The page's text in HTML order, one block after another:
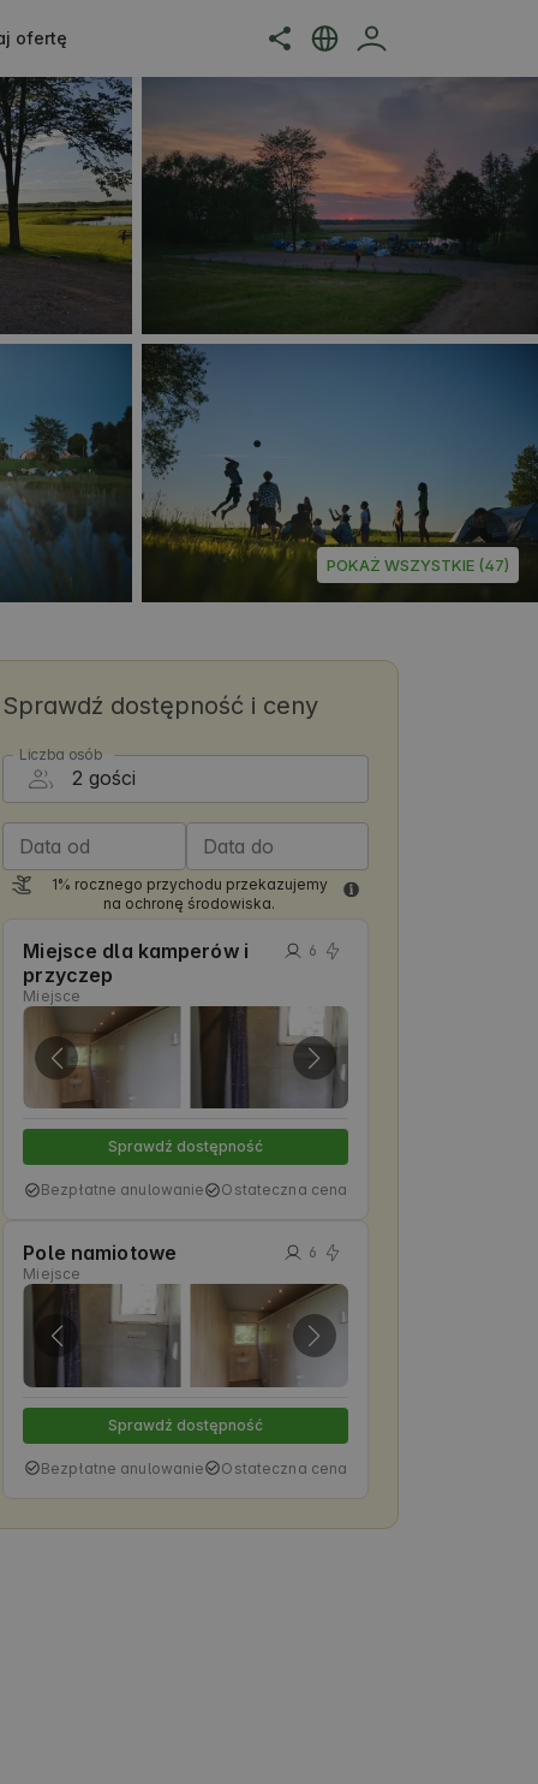
ofertę
POKAŻ WSZYSTKIE (47)
Sprawdź dostępność i ceny
Liczba osób
Data od Data do
1% rocznego przychodu przekazujemy
na ochronę środowiska.
Miejsce dla kamperów i
przyczep
Miejsce
6
Sprawdź dostępność
Bezpłatne anulowanie Ostateczna cena
Pole namiotowe
Miejsce
6
Sprawdź dostępność
Bezpłatne anulowanie Ostateczna cena